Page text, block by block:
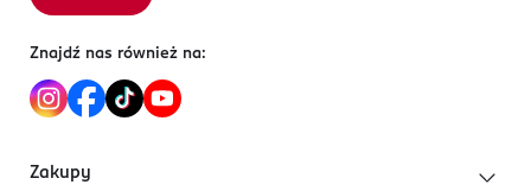
Znajdź nas również na:
Zakupy